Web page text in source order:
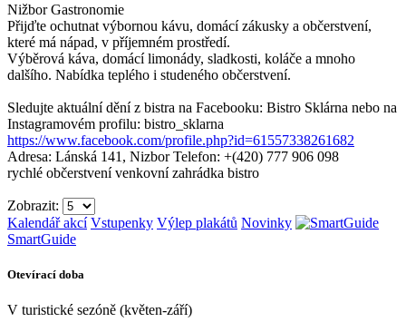
Nižbor Gastronomie
Přijďte ochutnat výbornou kávu, domácí zákusky a občerstvení,
které má nápad, v příjemném prostředí.
Výběrová káva, domácí limonády, sladkosti, koláče a mnoho
dalšího. Nabídka teplého i studeného občerstvení.
Sledujte aktuální dění z bistra na Facebooku: Bistro Sklárna nebo na
Instagramovém profilu: bistro_sklarna
https://www.facebook.com/profile.php?id=61557338261682
Adresa: Lánská 141, Nizbor Telefon: +(420) 777 906 098
rychlé občerstvení venkovní zahrádka bistro
Zobrazit:
Kalendář akcí Vstupenky Výlep plakátů Novinky
SmartGuide
Otevírací doba
V turistické sezóně (květen-září)